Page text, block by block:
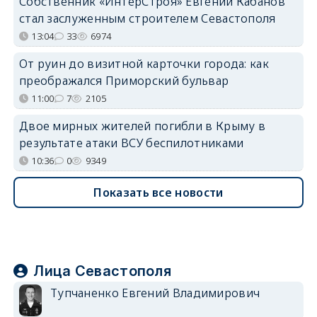
стал заслуженным строителем Севастополя
13:04 33 6974
От руин до визитной карточки города: как
преображался Приморский бульвар
11:00 7 2105
Двое мирных жителей погибли в Крыму в
результате атаки ВСУ беспилотниками
10:36 0 9349
Показать все новости
Лица Севастополя
Тупчаненко Евгений Владимирович